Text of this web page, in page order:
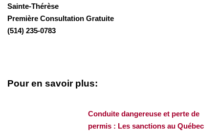
Sainte-Thérèse
Première Consultation Gratuite
(514) 235-0783
Pour en savoir plus:
Conduite dangereuse et perte de
permis : Les sanctions au Québec